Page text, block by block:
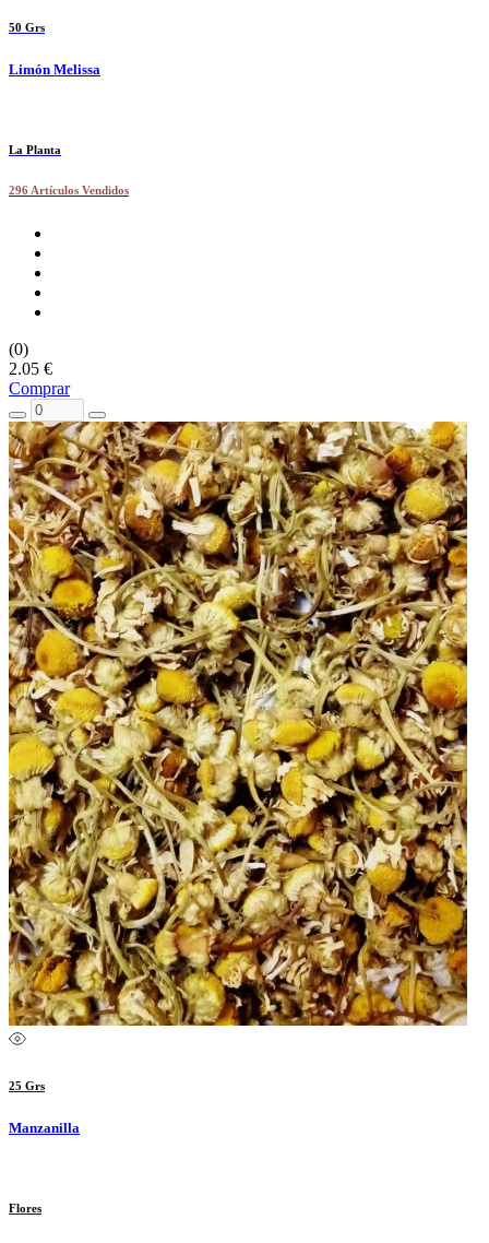
50 Grs
Limón Melissa
La Planta
296 Artículos Vendidos
(0)
2.05 €
Comprar
25 Grs
Manzanilla
Flores